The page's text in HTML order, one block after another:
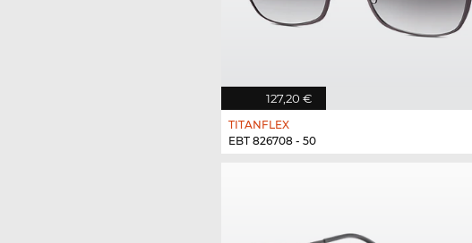
127,20 €
TITANFLEX
EBT 826708 - 50